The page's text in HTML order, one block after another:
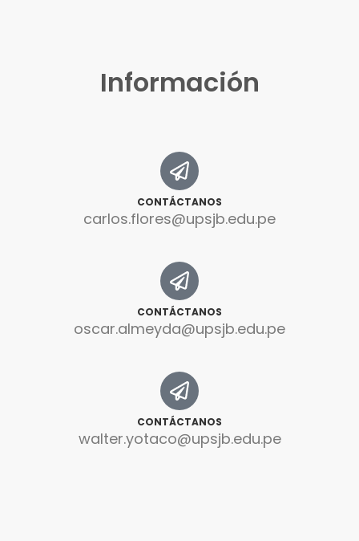
Información
CONTÁCTANOS
carlos.flores@upsjb.edu.pe
CONTÁCTANOS
oscar.almeyda@upsjb.edu.pe
CONTÁCTANOS
walter.yotaco@upsjb.edu.pe